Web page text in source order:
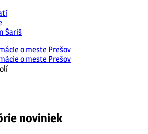
Šariš
noviniek